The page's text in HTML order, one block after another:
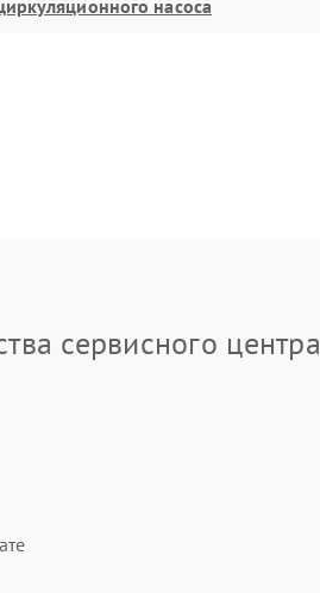
насоса
сервисного центра